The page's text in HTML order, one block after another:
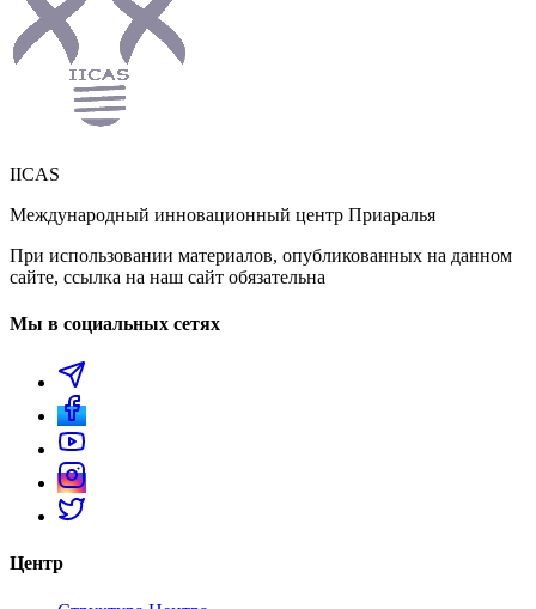
IICAS
Международный инновационный центр Приаралья
При использовании материалов, опубликованных на данном
сайте, ссылка на наш сайт обязательна
Мы в социальных сетях
Центр